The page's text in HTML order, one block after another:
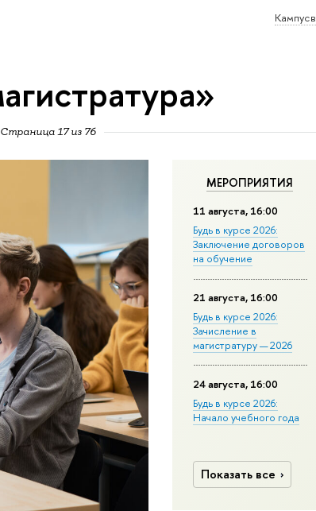
Кампус в
Страница 17 из 76
МЕРОПРИЯТИЯ
11 августа, 16:00
Будь в курсе 2026:
Заключение договоров
на обучение
21 августа, 16:00
Будь в курсе 2026:
Зачисление в
магистратуру — 2026
24 августа, 16:00
Будь в курсе 2026:
Начало учебного года
Показать все